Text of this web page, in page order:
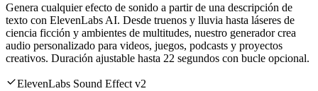
Genera cualquier efecto de sonido a partir de una descripción de
texto con ElevenLabs AI. Desde truenos y lluvia hasta láseres de
ciencia ficción y ambientes de multitudes, nuestro generador crea
audio personalizado para videos, juegos, podcasts y proyectos
creativos. Duración ajustable hasta 22 segundos con bucle opcional.
ElevenLabs Sound Effect v2